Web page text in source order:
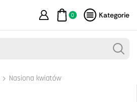
0 Kategorie
Nasiona kwiatów